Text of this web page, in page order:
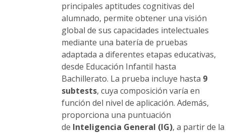
principales aptitudes cognitivas del
alumnado, permite obtener una visión
global de sus capacidades intelectuales
mediante una batería de pruebas
adaptada a diferentes etapas educativas,
desde Educación Infantil hasta
Bachillerato. La prueba incluye hasta 9
subtests, cuya composición varía en
función del nivel de aplicación. Además,
proporciona una puntuación
de Inteligencia General (IG), a partir de la